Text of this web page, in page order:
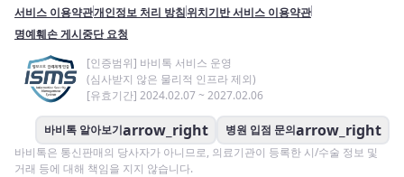
서비스 이용약관개인정보 처리 방침위치기반 서비스 이용약관
명예훼손 게시중단 요청
[인증범위] 바비톡 서비스 운영
(심사받지 않은 물리적 인프라 제외)
[유효기간] 2024.02.07 ~ 2027.02.06
바비톡 알아보기arrow_right 병원 입점 문의arrow_right
바비톡은 통신판매의 당사자가 아니므로, 의료기관이 등록한 시/수술 정보 및
거래 등에 대해 책임을 지지 않습니다.